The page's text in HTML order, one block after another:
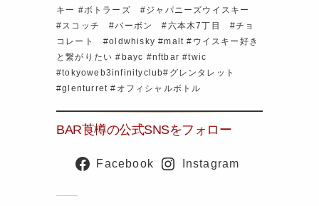
キー #ボトラーズ #ジャパニーズウイスキー
#スコッチ #バーボン #六本木7丁目 #チョ
コレート #oldwhisky #malt #ウイスキー好き
と繋がりたい #bayc #nftbar #twic
#tokyoweb3infinityclub#グレンタレット
#glenturret #オフィシャルボトル
BAR莨樽の公式SNSをフォロー
Facebook Instagram